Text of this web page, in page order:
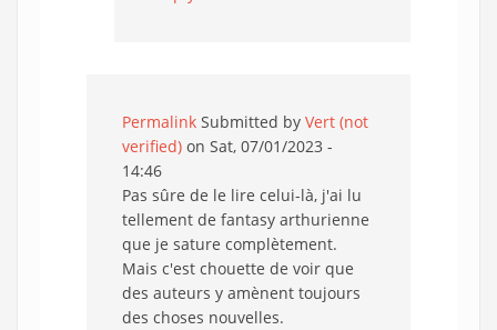
Permalink Submitted by Vert (not
verified) on Sat, 07/01/2023 -
14:46
Pas sûre de le lire celui-là, j'ai lu
tellement de fantasy arthurienne
que je sature complètement.
Mais c'est chouette de voir que
des auteurs y amènent toujours
des choses nouvelles.